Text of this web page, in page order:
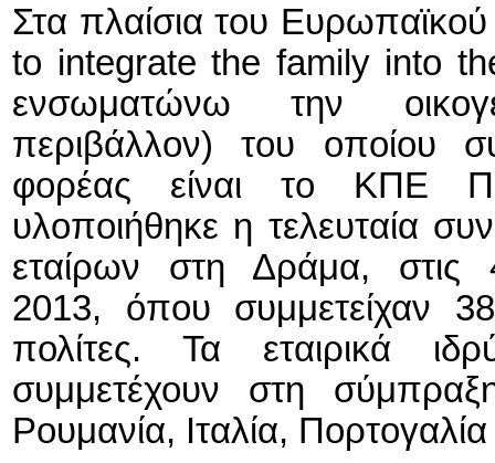
Στα πλαίσια του
to integrate the family into
ενσωματώνω την
περιβάλλον) του οποίου
φορέας είναι το ΚΠΕ
υλοποιήθηκε η τελευταία
εταίρων στη Δράμα, στις
2013, όπου συμμετείχαν
πολίτες. Τα εταιρικά
συμμετέχουν στη
Ρουμανία, Ιταλία,